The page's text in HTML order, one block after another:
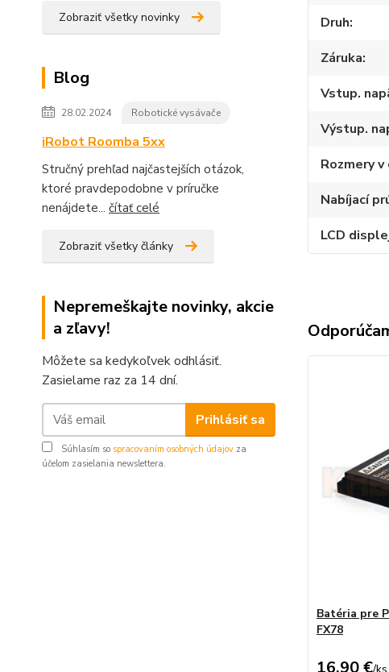
Zobraziť všetky novinky
Blog
28.02.2024 Robotické vysávače
iRobot Roomba 5xx
Stručný prehľad najčastejších otázok,
ktoré pravdepodobne v príručke
nenájdete... čítať celé
Zobraziť všetky články
Nepremeškajte novinky, akcie
a zľavy!
Môžete sa kedykoľvek odhlásiť.
Zasielame raz za 14 dní.
Prihlásiť sa
Súhlasím so spracovaním osobných údajov za
účelom zasielania newslettera.
Druh
Záruka
Vstup.
Výstup.
Rozmery v
Nabíjací
LCD
Batéria pre
FX78
16,90 €/ks